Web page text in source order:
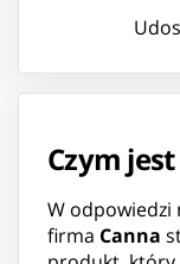
Czym
W odpowiedzi
firma Canna